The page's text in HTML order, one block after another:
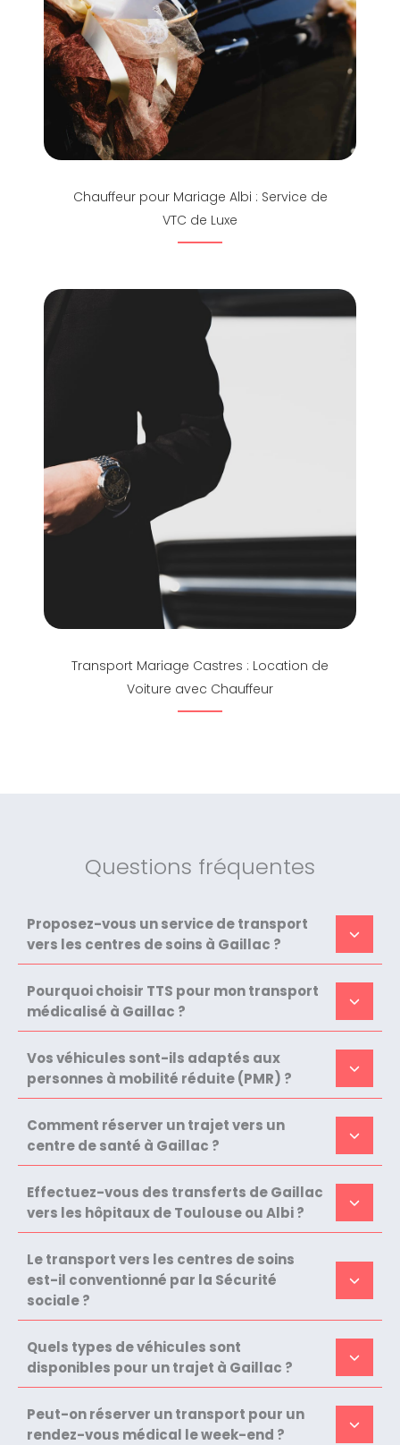
Chauffeur pour Mariage Albi : Service de
VTC de Luxe
Transport Mariage Castres : Location de
Voiture avec Chauffeur
Questions fréquentes
Proposez-vous un service de transport
vers les centres de soins à Gaillac ?
Pourquoi choisir TTS pour mon transport
médicalisé à Gaillac ?
Vos véhicules sont-ils adaptés aux
personnes à mobilité réduite (PMR) ?
Comment réserver un trajet vers un
centre de santé à Gaillac ?
Effectuez-vous des transferts de Gaillac
vers les hôpitaux de Toulouse ou Albi ?
Le transport vers les centres de soins
est-il conventionné par la Sécurité
sociale ?
Quels types de véhicules sont
disponibles pour un trajet à Gaillac ?
Peut-on réserver un transport pour un
rendez-vous médical le week-end ?